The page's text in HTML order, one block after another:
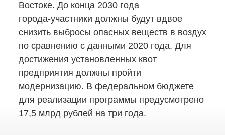
Востоке. До конца 2030 года
города-участники должны будут вдвое
снизить выбросы опасных веществ в воздух
по сравнению с данными 2020 года. Для
достижения установленных квот
предприятия должны пройти
модернизацию. В федеральном бюджете
для реализации программы предусмотрено
17,5 млрд рублей на три года.